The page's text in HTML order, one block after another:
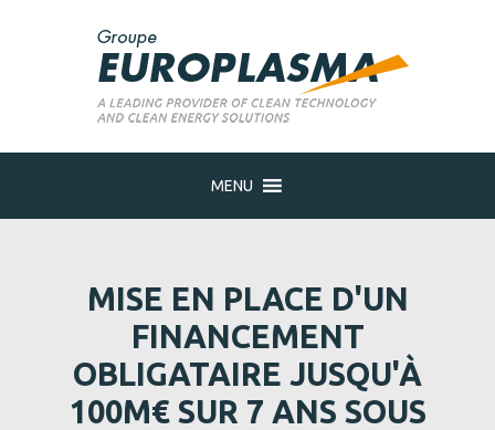
MENU
MISE EN PLACE D'UN
FINANCEMENT
OBLIGATAIRE JUSQU'À
100M€ SUR 7 ANS SOUS